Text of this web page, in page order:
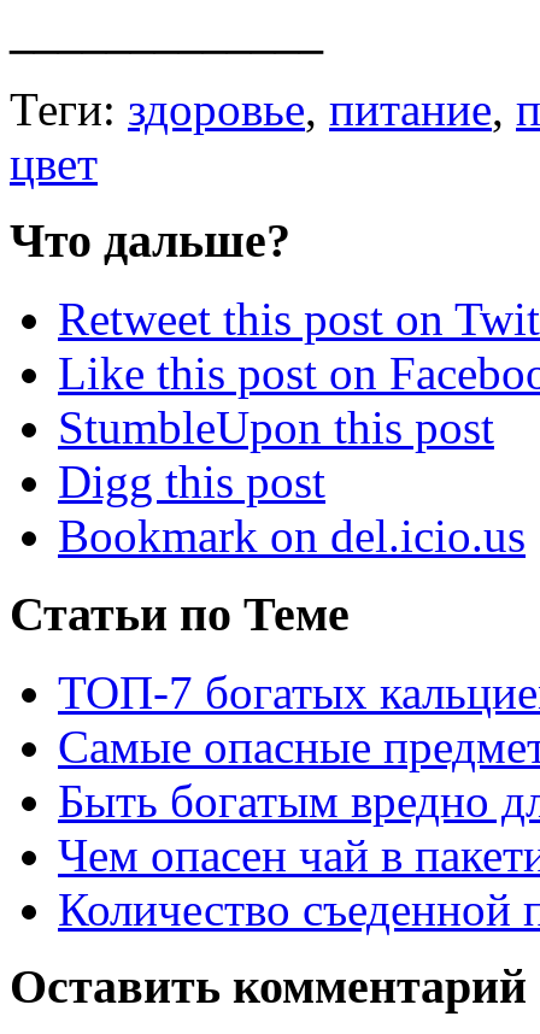
Теги: здоровье, питание,
цвет
Что дальше?
Retweet this post on
Like this post on
StumbleUpon this post
Digg this post
Bookmark on del.icio.us
Статьи по Теме
ТОП-7 богатых
Самые опасные
Быть богатым вредно
Чем опасен чай в
Количество съеденной
Оставить комментарий